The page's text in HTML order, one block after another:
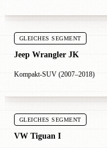
GLEICHES SEGMENT
Jeep Wrangler JK
Kompakt-SUV (2007–2018)
GLEICHES SEGMENT
VW Tiguan I